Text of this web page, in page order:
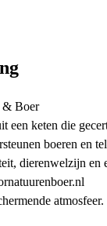
& Boer
een keten die
boeren en
dierenwelzijn en
atmosfeer.